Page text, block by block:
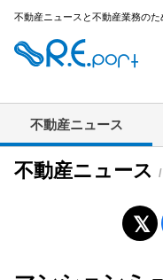
不動産ニュースと不動産業務のた
不動産ニュース
不動産ニュース